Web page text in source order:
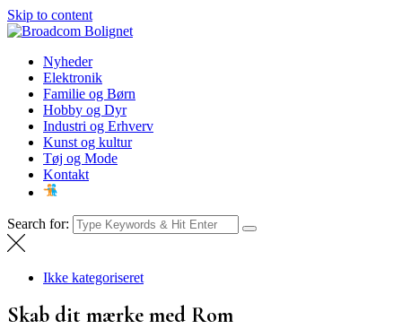
Skip to content
Broadcom Bolignet
NyhederNyheder
Elektronik
Familie og Børn
Hobby og Dyr
Industri og Erhverv
Kunst og kultur
Tøj og Mode
Kontakt
Search for:
Ikke kategoriseret
Skab dit mærke med Rom